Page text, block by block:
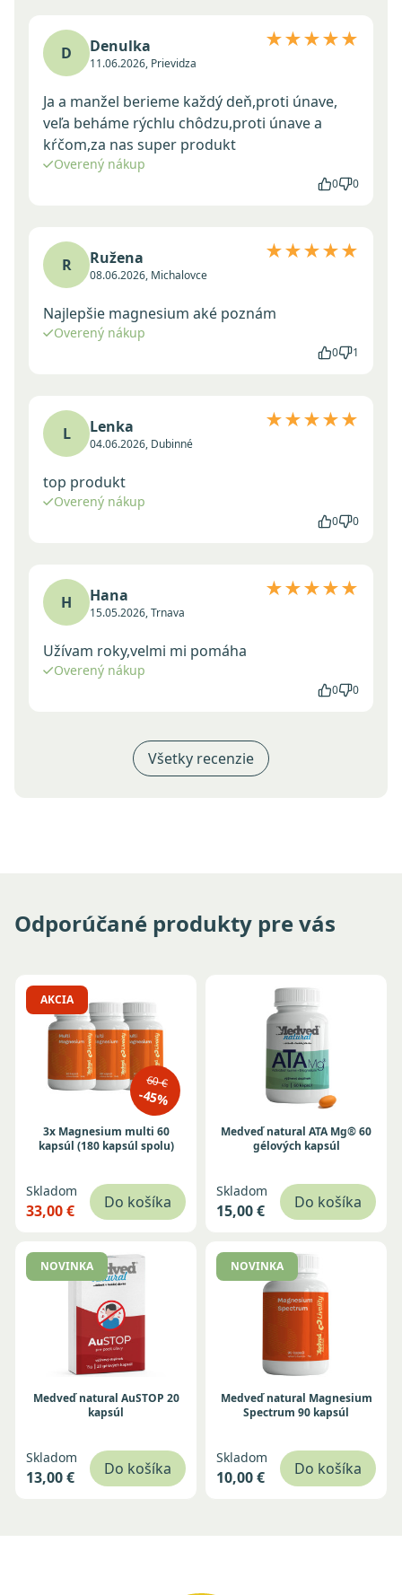
D Denulka
11.06.2026, Prievidza
★★★★★
Ja a manžel berieme každý deň,proti únave,
veľa beháme rýchlu chôdzu,proti únave a
kŕčom,za nas super produkt
Overený nákup
0 0
R Ružena
08.06.2026, Michalovce
★★★★★
Najlepšie magnesium aké poznám
Overený nákup
0 1
L Lenka
04.06.2026, Dubinné
★★★★★
top produkt
Overený nákup
0 0
H Hana
15.05.2026, Trnava
★★★★★
Užívam roky,velmi mi pomáha
Overený nákup
0 0
Všetky recenzie
Odporúčané produkty pre vás
AKCIA
60 €
-45%
3x Magnesium multi 60
kapsúl (180 kapsúl spolu)
Skladom
33,00 € Do košíka
Medveď natural ATA Mg® 60
gélových kapsúl
Skladom
15,00 € Do košíka
NOVINKA
Medveď natural AuSTOP 20
kapsúl
Skladom
13,00 € Do košíka
NOVINKA
Medveď natural Magnesium
Spectrum 90 kapsúl
Skladom
10,00 € Do košíka